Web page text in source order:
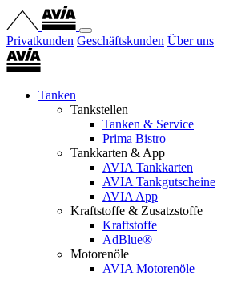
Privatkunden Geschäftskunden Über uns
Tanken
Tankstellen
Tanken & Service
Prima Bistro
Tankkarten & App
AVIA Tankkarten
AVIA Tankgutscheine
AVIA App
Kraftstoffe & Zusatzstoffe
Kraftstoffe
AdBlue®
Motorenöle
AVIA Motorenöle